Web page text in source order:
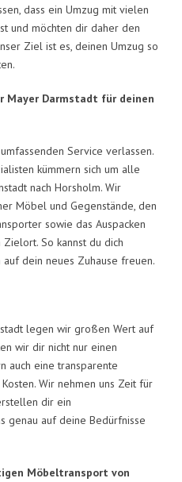
dass ein Umzug mit vielen
und möchten dir daher den
Ziel ist es, deinen Umzug so
Mayer Darmstadt für deinen
Service verlassen.
kümmern sich um alle
nach Horsholm. Wir
Möbel und Gegenstände, den
sowie das Auspacken
So kannst du dich
dein neues Zuhause freuen.
legen wir großen Wert auf
wir dir nicht nur einen
auch eine transparente
Wir nehmen uns Zeit für
dir ein
genau auf deine Bedürfnisse
Möbeltransport von